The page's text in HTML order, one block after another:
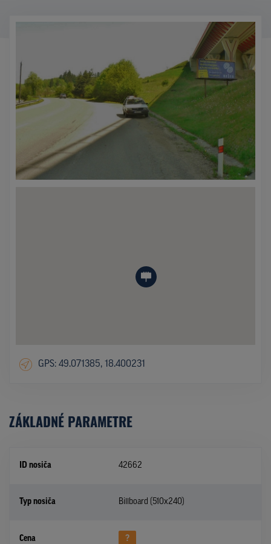
GPS: 49.071385, 18.400231
ZÁKLADNÉ PARAMETRE
ID nosiča 42662
Typ nosiča Billboard (510x240)
Cena ?